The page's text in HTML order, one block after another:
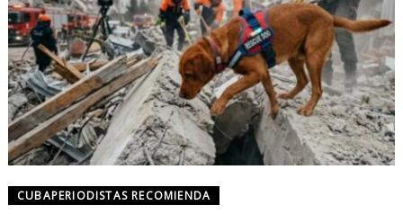
CUBAPERIODISTAS RECOMIENDA